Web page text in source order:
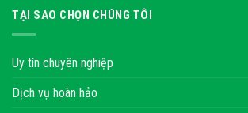
TẠI SAO CHỌN CHÚNG TÔI
Uy tín chuyên nghiệp
Dịch vụ hoàn hảo